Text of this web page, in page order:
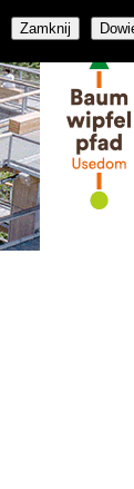
Zamknij